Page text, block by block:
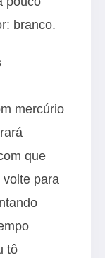
branco.
mercúrio
que
para
tô